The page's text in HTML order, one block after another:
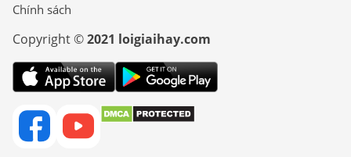
Chính sách
Copyright ©2021 loigiaihay.com